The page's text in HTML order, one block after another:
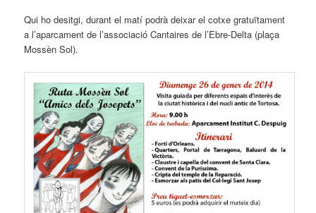
Qui ho desitgi, durant el matí podrà deixar el cotxe gratuïtament
a l’aparcament de l’associació Cantaires de l’Ebre-Delta (plaça
Mossèn Sol).